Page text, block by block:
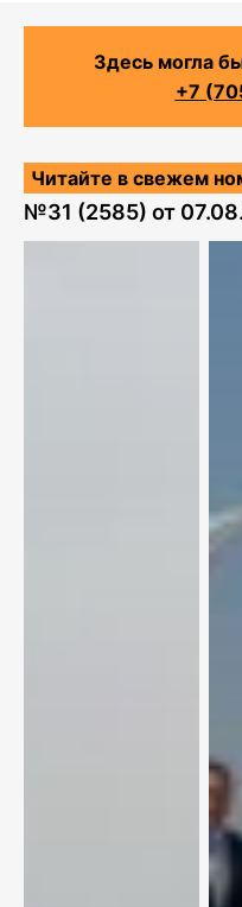
Здесь могла
+7
Читайте в свежем
№31 (2585) от